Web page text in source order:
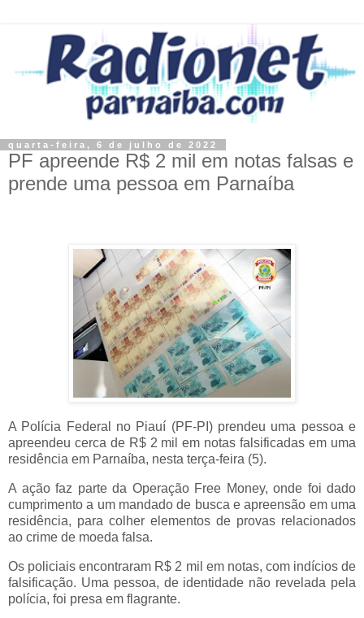
quarta-feira, 6 de julho de 2022
PF apreende R$ 2 mil em notas falsas e
prende uma pessoa em Parnaíba
A Polícia Federal no Piauí (PF-PI) prendeu uma pessoa e
apreendeu cerca de R$ 2 mil em notas falsificadas em uma
residência em Parnaíba, nesta terça-feira (5).
A ação faz parte da Operação Free Money, onde foi dado
cumprimento a um mandado de busca e apreensão em uma
residência, para colher elementos de provas relacionados
ao crime de moeda falsa.
Os policiais encontraram R$ 2 mil em notas, com indícios de
falsificação. Uma pessoa, de identidade não revelada pela
polícia, foi presa em flagrante.